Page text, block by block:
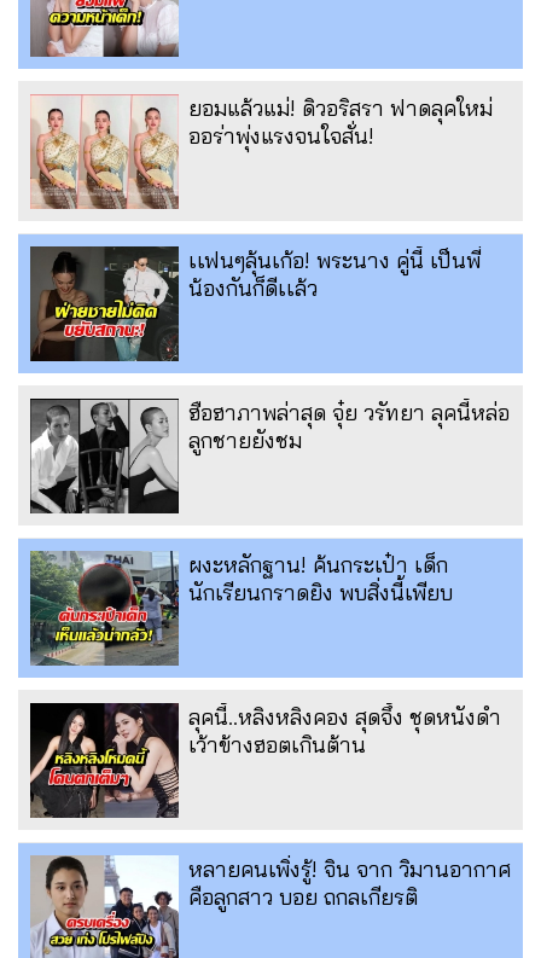
ยอมแล้วแม่! ดิวอริสรา ฟาดลุคใหม่
ออร่าพุ่งแรงจนใจสั่น!
เเฟนๆลุ้นเก้อ! พระนาง คู่นี้ เป็นพี่
น้องกันก็ดีเเล้ว
ฮือฮาภาพล่าสุด จุ๋ย วรัทยา ลุคนี้หล่อ
ลูกชายยังชม
ผงะหลักฐาน! ค้นกระเป๋า เด็ก
นักเรียนกราดยิง พบสิ่งนี้เพียบ
ลุคนี้..หลิงหลิงคอง สุดจึ้ง ชุดหนังดำ
เว้าข้างฮอตเกินต้าน
หลายคนเพิ่งรู้! จิน จาก วิมานอากาศ
คือลูกสาว บอย ถกลเกียรติ